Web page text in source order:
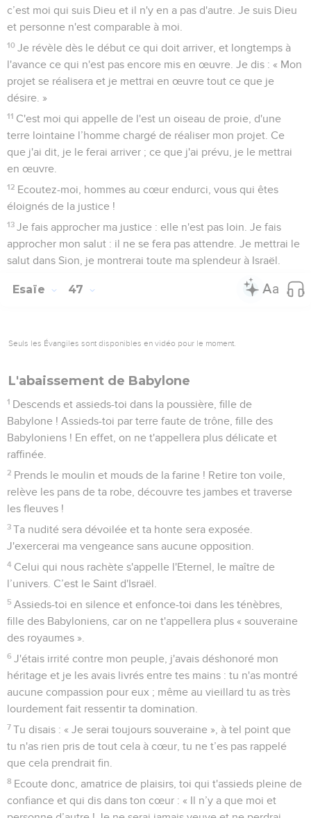
c’est moi qui suis Dieu et il n'y en a pas d'autre. Je suis Dieu
et personne n'est comparable à moi.
10 Je révèle dès le début ce qui doit arriver, et longtemps à
l'avance ce qui n'est pas encore mis en œuvre. Je dis : « Mon
projet se réalisera et je mettrai en œuvre tout ce que je
désire. »
11 C'est moi qui appelle de l'est un oiseau de proie, d'une
terre lointaine l’homme chargé de réaliser mon projet. Ce
que j'ai dit, je le ferai arriver ; ce que j'ai prévu, je le mettrai
en œuvre.
12 Ecoutez-moi, hommes au cœur endurci, vous qui êtes
éloignés de la justice !
13 Je fais approcher ma justice : elle n'est pas loin. Je fais
approcher mon salut : il ne se fera pas attendre. Je mettrai le
salut dans Sion, je montrerai toute ma splendeur à Israël.
Esaïe 47
Seuls les Évangiles sont disponibles en vidéo pour le moment.
L'abaissement de Babylone
1 Descends et assieds-toi dans la poussière, fille de
Babylone ! Assieds-toi par terre faute de trône, fille des
Babyloniens ! En effet, on ne t'appellera plus délicate et
raffinée.
2 Prends le moulin et mouds de la farine ! Retire ton voile,
relève les pans de ta robe, découvre tes jambes et traverse
les fleuves !
3 Ta nudité sera dévoilée et ta honte sera exposée.
J'exercerai ma vengeance sans aucune opposition.
4 Celui qui nous rachète s'appelle l'Eternel, le maître de
l’univers. C’est le Saint d'Israël.
5 Assieds-toi en silence et enfonce-toi dans les ténèbres,
fille des Babyloniens, car on ne t'appellera plus « souveraine
des royaumes ».
6 J'étais irrité contre mon peuple, j'avais déshonoré mon
héritage et je les avais livrés entre tes mains : tu n'as montré
aucune compassion pour eux ; même au vieillard tu as très
lourdement fait ressentir ta domination.
7 Tu disais : « Je serai toujours souveraine », à tel point que
tu n'as rien pris de tout cela à cœur, tu ne t’es pas rappelé
que cela prendrait fin.
8 Ecoute donc, amatrice de plaisirs, toi qui t'assieds pleine de
confiance et qui dis dans ton cœur : « Il n’y a que moi et